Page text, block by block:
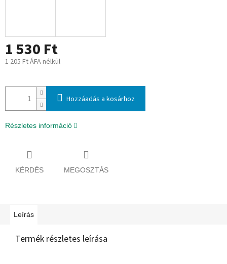
1 530 Ft
1 205 Ft ÁFA nélkül
Hozzáadás a kosárhoz
Részletes információ
KÉRDÉS MEGOSZTÁS
Leírás
Termék részletes leírása